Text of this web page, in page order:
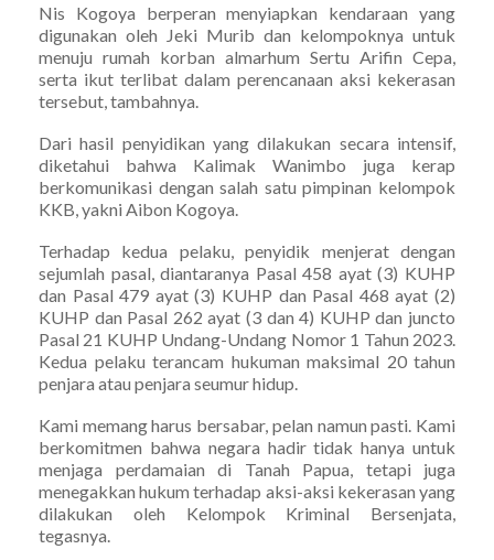
Nis Kogoya berperan menyiapkan kendaraan yang
digunakan oleh Jeki Murib dan kelompoknya untuk
menuju rumah korban almarhum Sertu Arifin Cepa,
serta ikut terlibat dalam perencanaan aksi kekerasan
tersebut, tambahnya.
Dari hasil penyidikan yang dilakukan secara intensif,
diketahui bahwa Kalimak Wanimbo juga kerap
berkomunikasi dengan salah satu pimpinan kelompok
KKB, yakni Aibon Kogoya.
Terhadap kedua pelaku, penyidik menjerat dengan
sejumlah pasal, diantaranya Pasal 458 ayat (3) KUHP
dan Pasal 479 ayat (3) KUHP dan Pasal 468 ayat (2)
KUHP dan Pasal 262 ayat (3 dan 4) KUHP dan juncto
Pasal 21 KUHP Undang-Undang Nomor 1 Tahun 2023.
Kedua pelaku terancam hukuman maksimal 20 tahun
penjara atau penjara seumur hidup.
Kami memang harus bersabar, pelan namun pasti. Kami
berkomitmen bahwa negara hadir tidak hanya untuk
menjaga perdamaian di Tanah Papua, tetapi juga
menegakkan hukum terhadap aksi-aksi kekerasan yang
dilakukan oleh Kelompok Kriminal Bersenjata,
tegasnya.